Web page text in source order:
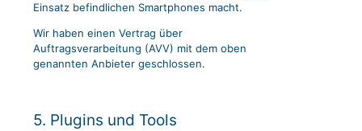
Einsatz befindlichen Smartphones macht.
Wir haben einen Vertrag über
Auftragsverarbeitung (AVV) mit dem oben
genannten Anbieter geschlossen.
5. Plugins und Tools